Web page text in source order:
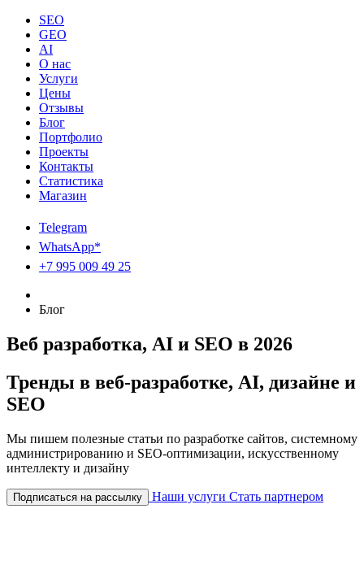
SEO
GEO
AI
О нас
Услуги
Цены
Отзывы
Блог
Портфолио
Проекты
Контакты
Статистика
Магазин
Telegram
WhatsApp*
+7 995 009 49 25
Блог
Веб разработка, AI и SEO в 2026
Тренды в веб-разработке, AI, дизайне и
SEO
Мы пишем полезные статьи по разработке сайтов, системному
администрированию и SEO-оптимизации, искусственному
интеллекту и дизайну
Подписаться на рассылку Наши услуги Стать партнером